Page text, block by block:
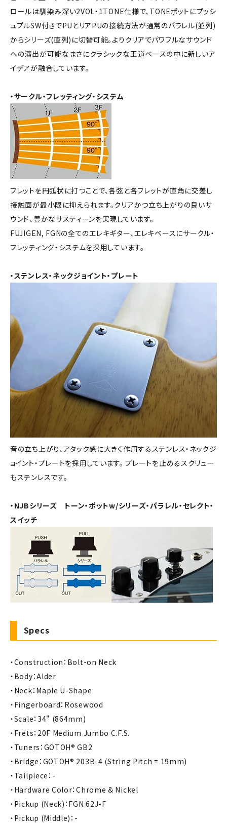
ロールは馴染み深い2VOL・1TONE仕様で、TONEポットにプッシ
ュプルSW付きでPUとリアPUの接続方法が通常のパラレル(並列)
からシリーズ(直列)に切替可能。よりクリアでパワフルなサウンド
への演出が可能なまさにクラシックな王道ベースの中に新しいア
イデアが融合しています。
・サークル・フレッティング・システム
フレットを円弧状に打つことで、各弦と各フレットが直角に交差し
接触面が最小限に抑えられます。クリアかつ立ち上がりの良いサ
ウンド、豊かなサスティーンを実現しています。
FUJIGEN, FGNの全てのエレキギター、エレキベースにサークル・
フレッティング・システムを採用しています。
・ステンレス・ネックジョイント・プレート
音の立ち上がり、アタック感に大きく作用するステンレス・ネックジ
ョイント・プレートを採用しています。 プレートを止めるスクリュー
もステンレスです。
・NJBシリーズ トーン・ポットw/シリーズ・パラレル・セレクト・
スイッチ
Specs
・Construction：Bolt-on Neck
・Body：Alder
・Neck：Maple U-Shape
・Fingerboard：Rosewood
・Scale：34" (864mm)
・Frets：20F Medium Jumbo C.F.S.
・Tuners：GOTOH® GB2
・Bridge：GOTOH® 203B-4 (String Pitch = 19mm)
・Tailpiece：-
・Hardware Color：Chrome & Nickel
・Pickup (Neck)：FGN 62J-F
・Pickup (Middle)：-